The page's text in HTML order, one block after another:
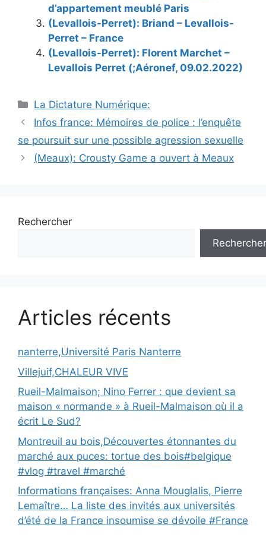
d’appartement meublé Paris
(Levallois-Perret): Briand – Levallois-
Perret – France
(Levallois-Perret): Florent Marchet –
Levallois Perret (;Aéronef, 09.02.2022)
Catégories
La Dictature Numérique:
Infos france: Mémoires de police : l’enquête
se poursuit sur une possible agression sexuelle
(Meaux): Crousty Game a ouvert à Meaux
Rechercher
Rechercher
Articles récents
nanterre,Université Paris Nanterre
Villejuif,CHALEUR VIVE
Rueil-Malmaison; Nino Ferrer : que devient sa
maison « normande » à Rueil-Malmaison où il a
écrit Le Sud?
Montreuil au bois,Découvertes étonnantes du
marché aux puces: tortue des bois#belgique
#vlog #travel #marché
Informations françaises: Anna Mouglalis, Pierre
Lemaître… La liste des invités aux universités
d’été de la France insoumise se dévoile #France